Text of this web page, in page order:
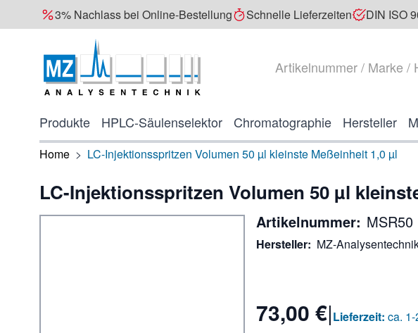
3% Nachlass bei Online-Bestellung Schnelle Lieferzeiten DIN ISO
Suche
Produkte HPLC-Säulenselektor Chromatographie Hersteller
Home > LC-Injektionsspritzen Volumen 50 µl kleinste Meßeinheit 1,0 µl
LC-Injektionsspritzen Volumen 50 µl
Artikelnummer: MSR50
Hersteller: MZ-
73,00 €|Lieferzeit: ca.